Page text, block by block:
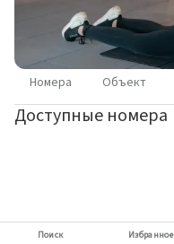
Номера Объект
Доступные номера
Поиск Избранное